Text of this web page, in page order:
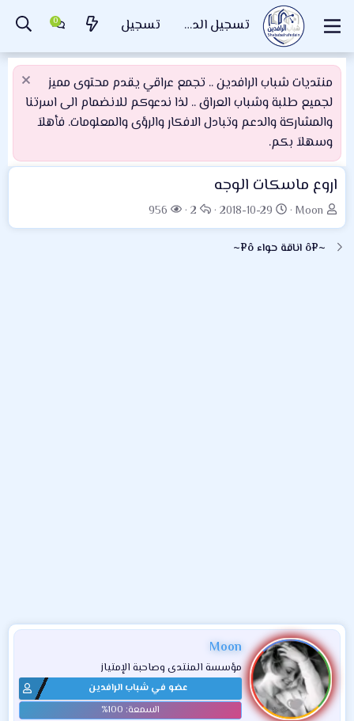
تسجيل الدخول تسجيل
منتديات شباب الرافدين .. تجمع عراقي يقدم محتوى مميز
لجميع طلبة وشباب العراق .. لذا ندعوكم للانضمام الى اسرتنا
والمشاركة والدعم وتبادل الافكار والرؤى والمعلومات. فأهلاَ
وسهلاَ بكم.
اروع ماسكات الوجه
ب
ا
د
Moon
ت
ا
ر
2018-10-29
ا
ل
2
ا
ل
956
~¤ô اناقة حواء ô¤~
Moon
مؤسسة المنتدى وصاحبة الإمتياز
عضو في شباب الرافدين